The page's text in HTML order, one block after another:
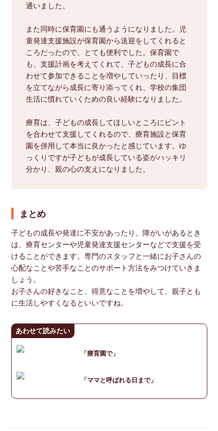
通いました。
また同時に保育園にも通うようになりました。児
童発達支援施設が保育園から送迎をしてくれると
ころだったので、とても便利でした。保育園で
も、支援計画を考えてくれて、子どもの成長に合
わせて参加できることを増やしていったり、目標
を立てながら成長に寄り添ってくれ、学校の集団
生活に慣れていくための良い経験になりました。
療育は、子どもの成長してほしいところにピント
を合わせて支援してくれるので、療育施設と保育
園を併用して本当に良かったと感じています。ゆ
っくりですが子どもが成長している姿がハッキリ
分かり、親の心の支えになりました。
まとめ
子どもの成長や発達に不安があったり、障がいがあるとき
は、療育センターや児童発達支援センターなどで支援を受
けることができます。専門のスタッフと一緒にお子さんの
心配なことや苦手なことのサポート方法をみつけていきま
しょう。
お子さんの好きなこと、得意なことを増やして、親子とも
に生活しやすくなるといいですね。
あわせて読みたい
「療育園で」
「ママと呼ばれる日まで」